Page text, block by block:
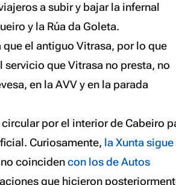
a subir y bajar la infernal
y la Rúa da Goleta.
el antiguo Vitrasa, por lo que
servicio que Vitrasa no presta, no
en la AVV y en la parada
por el interior de Cabeiro
Curiosamente, la Xunta sigue
coincidencon los de Autos
que hicieron